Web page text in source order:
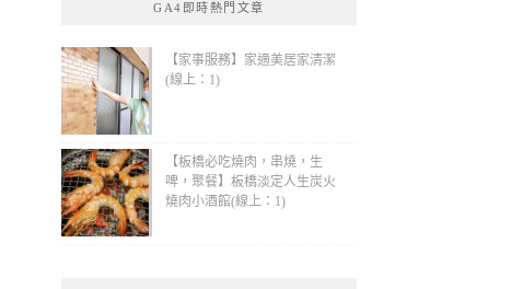
GA4即時熱門文章
【家事服務】家適美居家清潔
(線上：1)
【板橋必吃燒肉，串燒，生
啤，聚餐】板橋淡定人生炭火
燒肉小酒館(線上：1)